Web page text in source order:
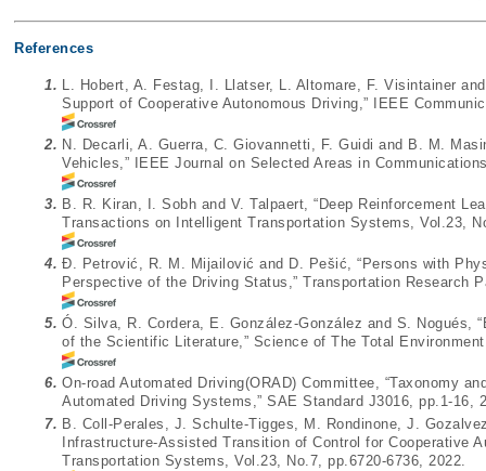
References
1. L. Hobert, A. Festag, I. Llatser, L. Altomare, F. Visintainer
Support of Cooperative Autonomous Driving,” IEEE
2. N. Decarli, A. Guerra, C. Giovannetti, F. Guidi and B. M.
Vehicles,” IEEE Journal on Selected Areas in
3. B. R. Kiran, I. Sobh and V. Talpaert, “Deep Reinforcement
Transactions on Intelligent Transportation Systems, Vol.23,
4. Đ. Petrović, R. M. Mijailović and D. Pešić, “Persons with
Perspective of the Driving Status,” Transportation Research
5. Ó. Silva, R. Cordera, E. González-González and S. Nogués,
of the Scientific Literature,” Science of The Total
6. On-road Automated Driving(ORAD) Committee, “Taxonomy
Automated Driving Systems,” SAE Standard J3016, pp.1-16,
7. B. Coll-Perales, J. Schulte-Tigges, M. Rondinone, J.
Infrastructure-Assisted Transition of Control for Cooperative
Transportation Systems, Vol.23, No.7, pp.6720-6736, 2022.